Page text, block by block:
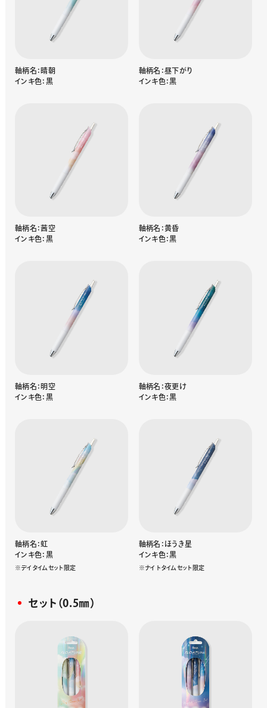
軸柄名：晴朝
インキ色：黒
軸柄名：昼下がり
インキ色：黒
軸柄名：茜空
インキ色：黒
軸柄名：黄昏
インキ色：黒
軸柄名：明空
インキ色：黒
軸柄名：夜更け
インキ色：黒
軸柄名：虹
インキ色：黒
※デイタイムセット限定
軸柄名：ほうき星
インキ色：黒
※ナイトタイムセット限定
セット（0.5㎜）